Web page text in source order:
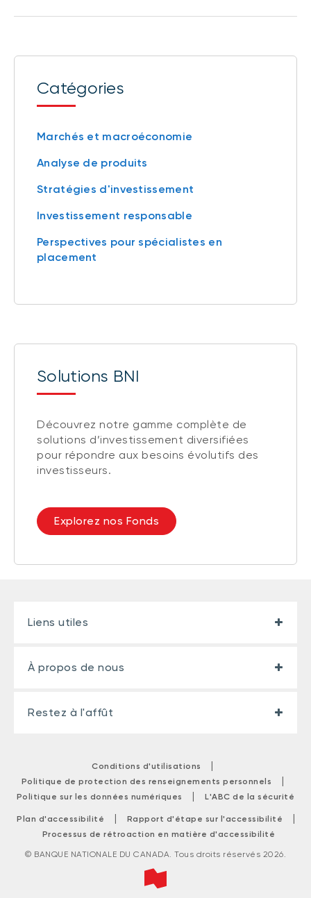
Catégories
Marchés et macroéconomie
Analyse de produits
Stratégies d'investissement
Investissement responsable
Perspectives pour spécialistes en
placement
Solutions BNI
Découvrez notre gamme complète de
solutions d’investissement diversifiées
pour répondre aux besoins évolutifs des
investisseurs.
Explorez nos Fonds
Liens utiles
À propos de nous
Restez à l'affût
Conditions d'utilisations |
Politique de protection des renseignements personnels |
Politique sur les données numériques | L'ABC de la sécurité
Plan d'accessibilité | Rapport d'étape sur l'accessibilité |
Processus de rétroaction en matière d'accessibilité
© BANQUE NATIONALE DU CANADA. Tous droits réservés 2026.